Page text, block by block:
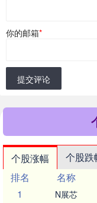
你的邮箱*
提交评论
个股涨幅 个股跌
排名
名称
1
N展芯